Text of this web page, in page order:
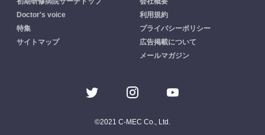
Doctor's voice
特集
サイトマップ
利用規約
プライバシーポリシー
広告掲載について
メールマガジン
©2021 C-MEC Co., Ltd.